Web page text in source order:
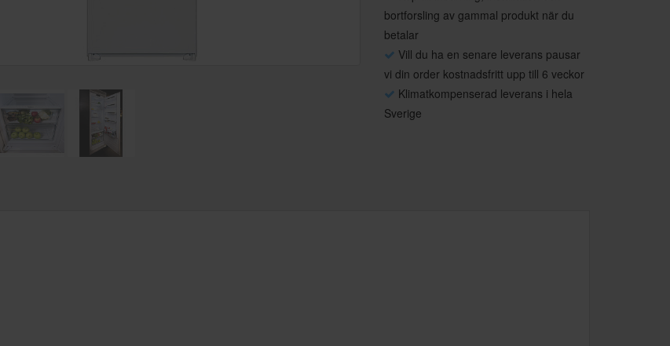
bortforsling av gammal produkt när du
betalar
Vill du ha en senare leverans pausar
vi din order kostnadsfritt upp till 6 veckor
Klimatkompenserad leverans i hela
Sverige